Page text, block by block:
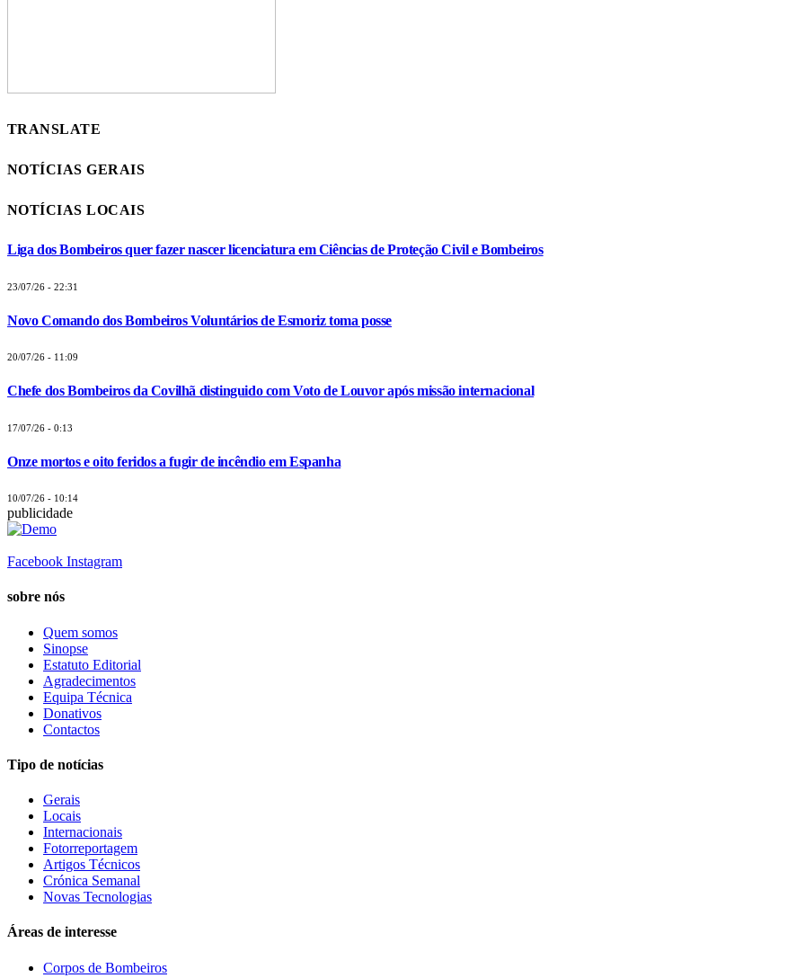
TRANSLATE
NOTÍCIAS GERAIS
NOTÍCIAS LOCAIS
Liga dos Bombeiros quer fazer nascer licenciatura em Ciências de Proteção Civil e Bombeiros
23/07/26 - 22:31
Novo Comando dos Bombeiros Voluntários de Esmoriz toma posse
20/07/26 - 11:09
Chefe dos Bombeiros da Covilhã distinguido com Voto de Louvor após missão internacional
17/07/26 - 0:13
Onze mortos e oito feridos a fugir de incêndio em Espanha
10/07/26 - 10:14
publicidade
Facebook Instagram
sobre nós
Quem somos
Sinopse
Estatuto Editorial
Agradecimentos
Equipa Técnica
Donativos
Contactos
Tipo de notícias
Gerais
Locais
Internacionais
Fotorreportagem
Artigos Técnicos
Crónica Semanal
Novas Tecnologias
Áreas de interesse
Corpos de Bombeiros